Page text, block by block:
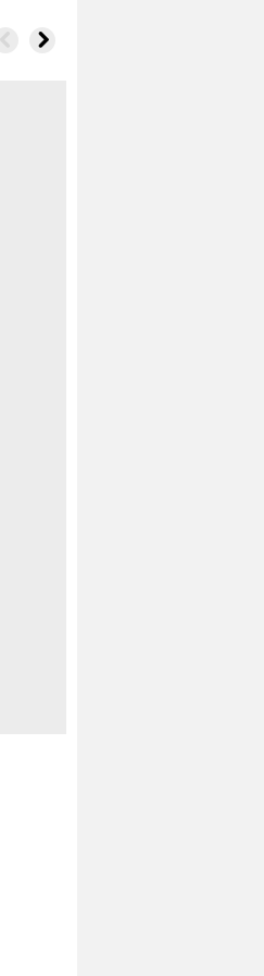
Photos